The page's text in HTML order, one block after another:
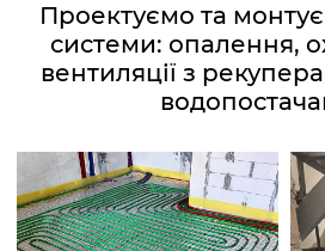
Проектуємо та
системи: опалення,
вентиляції з